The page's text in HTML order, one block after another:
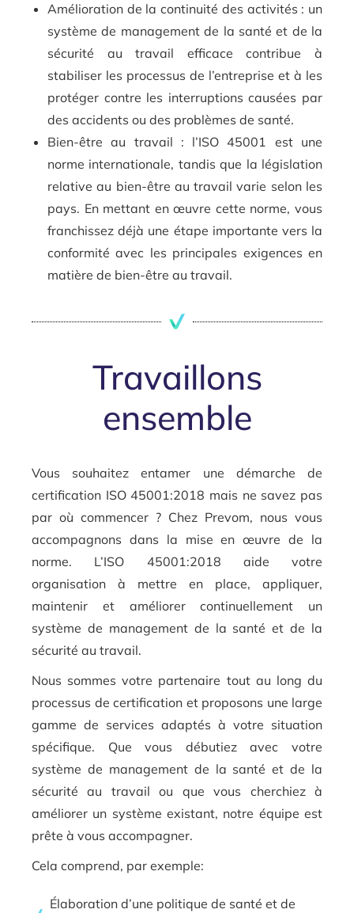
Amélioration de la continuité des activités : un
système de management de la santé et de la
sécurité au travail efficace contribue à
stabiliser les processus de l’entreprise et à les
protéger contre les interruptions causées par
des accidents ou des problèmes de santé.
Bien-être au travail : l’ISO 45001 est une
norme internationale, tandis que la législation
relative au bien-être au travail varie selon les
pays. En mettant en œuvre cette norme, vous
franchissez déjà une étape importante vers la
conformité avec les principales exigences en
matière de bien-être au travail.
Travaillons
ensemble
Vous souhaitez entamer une démarche de
certification ISO 45001:2018 mais ne savez pas
par où commencer ? Chez Prevom, nous vous
accompagnons dans la mise en œuvre de la
norme. L’ISO 45001:2018 aide votre
organisation à mettre en place, appliquer,
maintenir et améliorer continuellement un
système de management de la santé et de la
sécurité au travail.
Nous sommes votre partenaire tout au long du
processus de certification et proposons une large
gamme de services adaptés à votre situation
spécifique. Que vous débutiez avec votre
système de management de la santé et de la
sécurité au travail ou que vous cherchiez à
améliorer un système existant, notre équipe est
prête à vous accompagner.
Cela comprend, par exemple:
Élaboration d’une politique de santé et de